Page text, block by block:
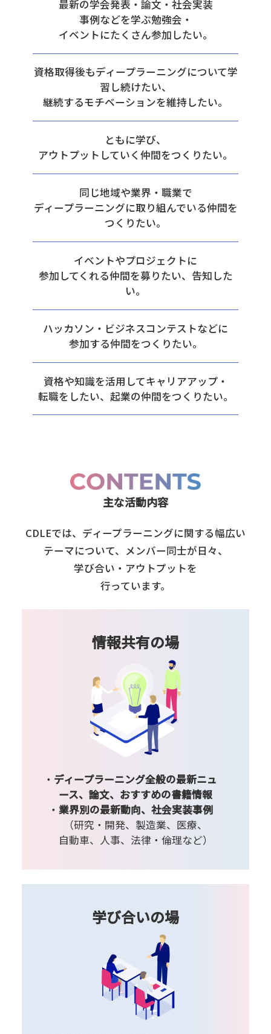
最新の学会発表・論文・社会実装
事例などを学ぶ勉強会・
イベントにたくさん参加したい。
資格取得後もディープラーニングについて学
習し続けたい、
継続するモチベーションを維持したい。
ともに学び、
アウトプットしていく仲間をつくりたい。
同じ地域や業界・職業で
ディープラーニングに取り組んでいる仲間を
つくりたい。
イベントやプロジェクトに
参加してくれる仲間を募りたい、告知した
い。
ハッカソン・ビジネスコンテストなどに
参加する仲間をつくりたい。
資格や知識を活用してキャリアアップ・
転職をしたい、起業の仲間をつくりたい。
主な活動内容
CDLEでは、ディープラーニングに関する幅広い
テーマについて、 メンバー同士が日々、
学び合い・アウトプットを
行っています。
情報共有の場
ディープラーニング全般の最新ニュ
ース、論文、おすすめの書籍情報
業界別の最新動向、社会実装事例
（研究・開発、製造業、医療、
自動車、人事、法律・倫理など）
学び合いの場